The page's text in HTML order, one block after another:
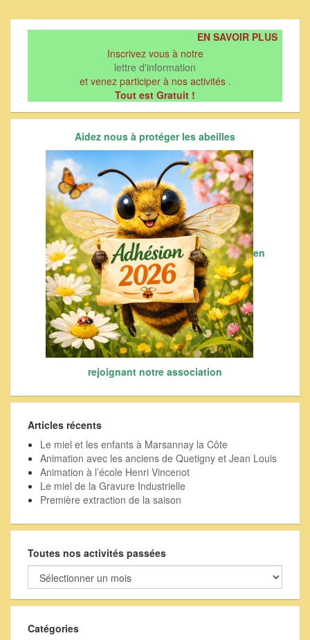
EN SAVOIR PLUS
Inscrivez vous à notre
lettre d'information
et venez participer à nos activités .
Tout est Gratuit !
Aidez nous à protéger les abeilles
en
rejoignant notre association
Articles récents
Le miel et les enfants à Marsannay la Côte
Animation avec les anciens de Quetigny et Jean Louis
Animation à l’école Henri Vincenot
Le miel de la Gravure Industrielle
Première extraction de la saison
Toutes nos activités passées
Toutes
nos
activités
Catégories